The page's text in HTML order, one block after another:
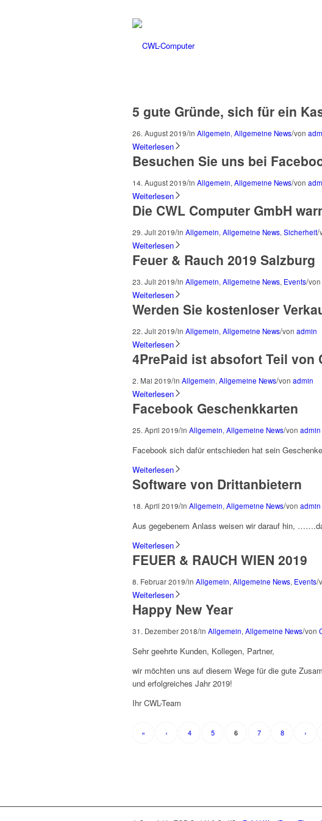
5 gute Gründe, sich für ein
26. August 2019/in Allgemein, Allgemeine News/von
Weiterlesen
Besuchen Sie uns bei
14. August 2019/in Allgemein, Allgemeine News/von
Weiterlesen
Die CWL Computer GmbH
29. Juli 2019/in Allgemein, Allgemeine News, Sicherheit/
Weiterlesen
Feuer & Rauch 2019 Salzburg
23. Juli 2019/in Allgemein, Allgemeine News, Events/von
Weiterlesen
Werden Sie kostenloser
22. Juli 2019/in Allgemein, Allgemeine News/von admin
Weiterlesen
4PrePaid ist absofort Teil von
2. Mai 2019/in Allgemein, Allgemeine News/von admin
Weiterlesen
Facebook Geschenkkarten
25. April 2019/in Allgemein, Allgemeine News/von admin
Facebook sich dafür entschieden hat sein
Weiterlesen
Software von Drittanbietern
18. April 2019/in Allgemein, Allgemeine News/von admin
Aus gegebenem Anlass weisen wir darauf hin,
Weiterlesen
FEUER & RAUCH WIEN 2019
8. Februar 2019/in Allgemein, Allgemeine News, Events/
Weiterlesen
Happy New Year
31. Dezember 2018/in Allgemein, Allgemeine News/von
Sehr geehrte Kunden, Kollegen, Partner,
wir möchten uns auf diesem Wege für die gute
und erfolgreiches Jahr 2019!
Ihr CWL-Team
« ‹ 4 5 6 7 8 ›